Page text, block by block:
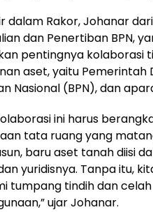
dalam Rakor, Johanar
dan Penertiban BPN,
pentingnya kolaborasi
aset, yaitu Pemerintah
Nasional (BPN), dan
ini harus
tata ruang yang
baru aset tanah diisi
yuridisnya. Tanpa itu,
tumpang tindih dan celah
ujar Johanar.